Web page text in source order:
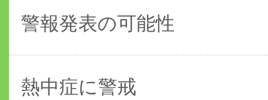
警報発表の可能性
熱中症に警戒